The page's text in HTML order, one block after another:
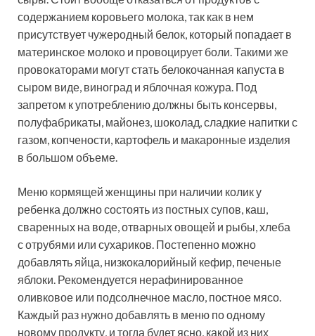
содержанием коровьего молока, так как в нем
присутствует чужеродный белок, который попадает в
материнское молоко и провоцирует боли. Такими же
провокаторами могут стать белокочанная капуста в
сыром виде, виноград и яблочная кожура. Под
запретом к употреблению должны быть консервы,
полуфабрикаты, майонез, шоколад, сладкие напитки с
газом, копчености, картофель и макаронные изделия
в большом объеме.
Меню кормящей женщины при наличии колик у
ребенка должно состоять из постных супов, каш,
сваренных на воде, отварных овощей и рыбы, хлеба
с отрубями или сухариков. Постепенно можно
добавлять яйца, низкокалорийный кефир, печеные
яблоки. Рекомендуется нерафинированное
оливковое или подсолнечное масло, постное мясо.
Каждый раз нужно добавлять в меню по одному
новому продукту, и тогда будет ясно, какой из них